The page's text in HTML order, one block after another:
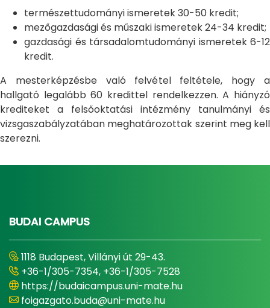
természettudományi ismeretek 30-50 kredit;
mezőgazdasági és műszaki ismeretek 24-34 kredit;
gazdasági és társadalomtudományi ismeretek 6-12
kredit.
A mesterképzésbe való felvétel feltétele, hogy a
hallgató legalább 60 kredittel rendelkezzen. A hiányzó
krediteket a felsőoktatási intézmény tanulmányi és
vizsgaszabályzatában meghatározottak szerint meg kell
szerezni.
BUDAI CAMPUS
1118 Budapest, Villányi út 29-43.
+36-1/305-7354, +36-1/305-7528
https://budaicampus.uni-mate.hu
foigazgato.buda@uni-mate.hu